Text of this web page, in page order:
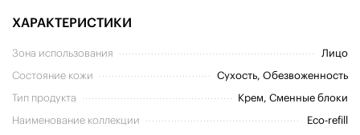
ХАРАКТЕРИСТИКИ
Зона использования
Лицо
Состояние кожи
Сухость, Обезвоженность
Тип продукта
Крем, Сменные блоки
Наименование коллекции
Eco-refill